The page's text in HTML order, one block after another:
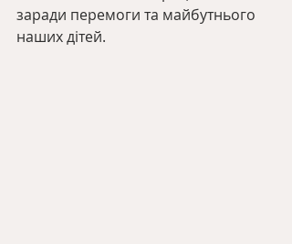
заради перемоги та майбутнього
наших дітей.